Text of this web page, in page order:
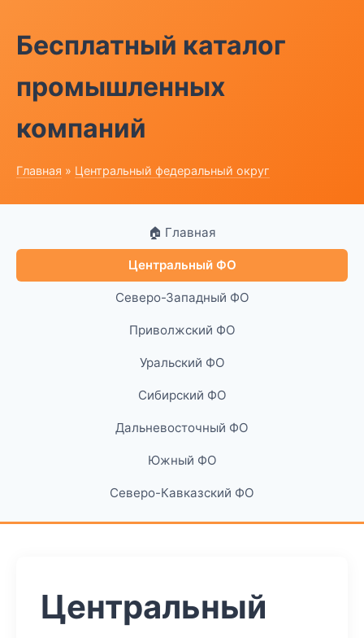
Бесплатный каталог
промышленных
компаний
Главная » Центральный федеральный округ
🏠 Главная
Центральный ФО
Северо-Западный ФО
Приволжский ФО
Уральский ФО
Сибирский ФО
Дальневосточный ФО
Южный ФО
Северо-Кавказский ФО
Центральный